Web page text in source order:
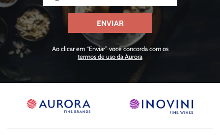
ENVIAR
Ao clicar em “Enviar” você concorda com os
termos de uso da Aurora